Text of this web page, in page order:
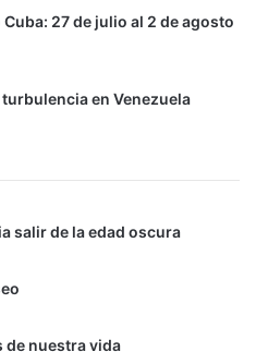
27 de julio al 2 de agosto
en Venezuela
salir de la edad oscura
de nuestra vida